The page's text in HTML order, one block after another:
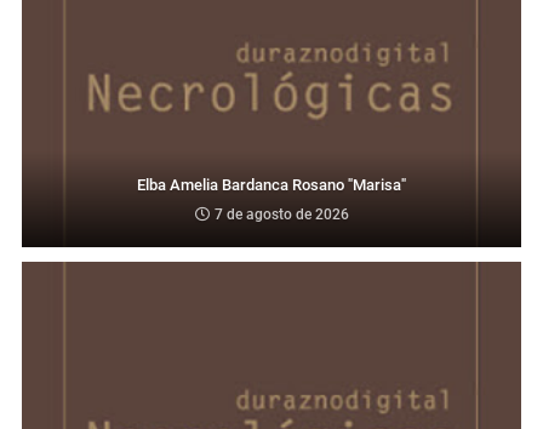
Elba Amelia Bardanca Rosano "Marisa"
7 de agosto de 2026